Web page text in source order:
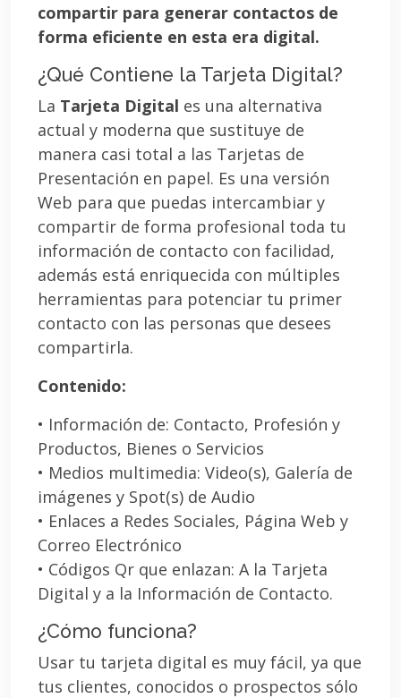
compartir para generar contactos de
forma eficiente en esta era digital.
¿Qué Contiene la Tarjeta Digital?
La Tarjeta Digital es una alternativa
actual y moderna que sustituye de
manera casi total a las Tarjetas de
Presentación en papel. Es una versión
Web para que puedas intercambiar y
compartir de forma profesional toda tu
información de contacto con facilidad,
además está enriquecida con múltiples
herramientas para potenciar tu primer
contacto con las personas que desees
compartirla.
Contenido:
• Información de: Contacto, Profesión y
Productos, Bienes o Servicios
• Medios multimedia: Video(s), Galería de
imágenes y Spot(s) de Audio
• Enlaces a Redes Sociales, Página Web y
Correo Electrónico
• Códigos Qr que enlazan: A la Tarjeta
Digital y a la Información de Contacto.
¿Cómo funciona?
Usar tu tarjeta digital es muy fácil, ya que
tus clientes, conocidos o prospectos sólo